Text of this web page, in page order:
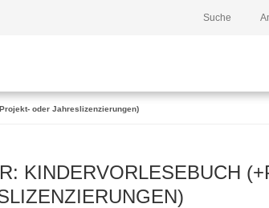
Suche
oder Jahreslizenzierungen)
KINDERVORLESEBUCH